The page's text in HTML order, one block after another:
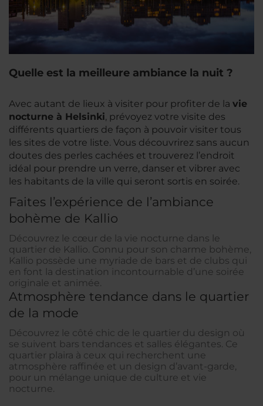
Quelle est la meilleure ambiance la nuit ?
Avec autant de lieux à visiter pour profiter de la vie
nocturne à Helsinki, prévoyez votre visite des
différents quartiers de façon à pouvoir visiter tous
les sites de votre liste. Vous découvrirez sans aucun
doutes des perles cachées et trouverez l’endroit
idéal pour prendre un verre, danser et vibrer avec
les habitants de la ville qui seront sortis en soirée.
Faites l’expérience de l’ambiance
bohème de Kallio
Découvrez le cœur de la vie nocturne dans le
quartier de Kallio. Connu pour son charme bohème,
Kallio possède une myriade de bars et de clubs qui
en font la destination incontournable d’une soirée
originale et animée.
Atmosphère tendance dans le quartier
de la mode
Découvrez le côté chic de le quartier du design où
se suivent bars tendances et salles élégantes. Ce
quartier plaira à ceux qui recherchent une
atmosphère raffinée et un design d’avant-garde,
pour un mélange unique de culture et vie
nocturne.